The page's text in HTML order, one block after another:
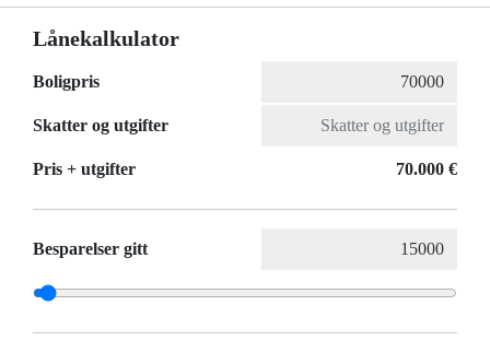
Lånekalkulator
Boligpris
Skatter og utgifter
Pris + utgifter 70.000 €
Besparelser gitt